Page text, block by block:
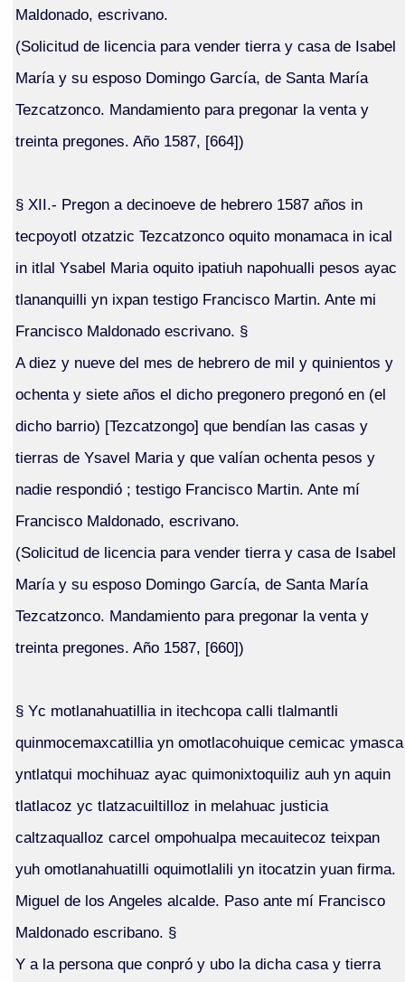
Maldonado, escrivano.
(Solicitud de licencia para vender tierra y casa de Isabel
María y su esposo Domingo García, de Santa María
Tezcatzonco. Mandamiento para pregonar la venta y
treinta pregones. Año 1587, [664])
§ XII.- Pregon a decinoeve de hebrero 1587 años in
tecpoyotl otzatzic Tezcatzonco oquito monamaca in ical
in itlal Ysabel Maria oquito ipatiuh napohualli pesos ayac
tlananquilli yn ixpan testigo Francisco Martin. Ante mi
Francisco Maldonado escrivano. §
A diez y nueve del mes de hebrero de mil y quinientos y
ochenta y siete años el dicho pregonero pregonó en (el
dicho barrio) [Tezcatzongo] que bendían las casas y
tierras de Ysavel Maria y que valían ochenta pesos y
nadie respondió ; testigo Francisco Martin. Ante mí
Francisco Maldonado, escrivano.
(Solicitud de licencia para vender tierra y casa de Isabel
María y su esposo Domingo García, de Santa María
Tezcatzonco. Mandamiento para pregonar la venta y
treinta pregones. Año 1587, [660])
§ Yc motlanahuatillia in itechcopa calli tlalmantli
quinmocemaxcatillia yn omotlacohuique cemicac ymasca
yntlatqui mochihuaz ayac quimonixtoquiliz auh yn aquin
tlatlacoz yc tlatzacuiltilloz in melahuac justicia
caltzaqualloz carcel ompohualpa mecauitecoz teixpan
yuh omotlanahuatilli oquimotlalili yn itocatzin yuan firma.
Miguel de los Angeles alcalde. Paso ante mí Francisco
Maldonado escribano. §
Y a la persona que conpró y ubo la dicha casa y tierra